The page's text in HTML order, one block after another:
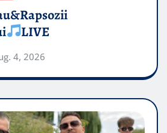
LIVE
4, 2026